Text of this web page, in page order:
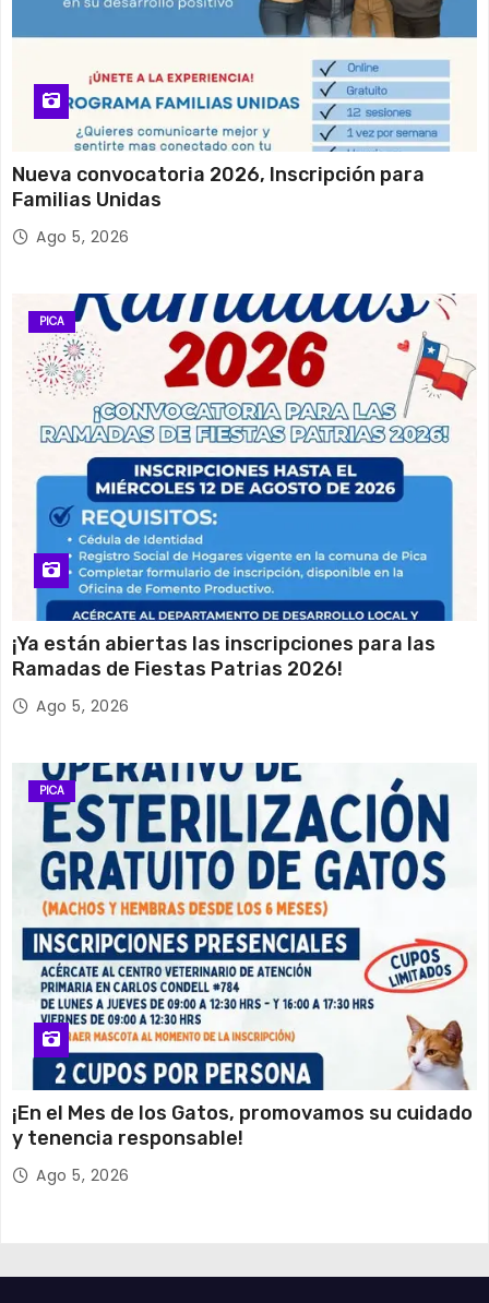
Nueva convocatoria 2026, Inscripción para
Familias Unidas
Ago 5, 2026
PICA
¡Ya están abiertas las inscripciones para las
Ramadas de Fiestas Patrias 2026!
Ago 5, 2026
PICA
¡En el Mes de los Gatos, promovamos su cuidado
y tenencia responsable!
Ago 5, 2026